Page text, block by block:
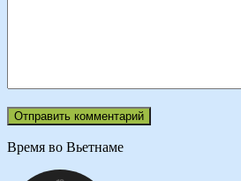
Время во Вьетнаме